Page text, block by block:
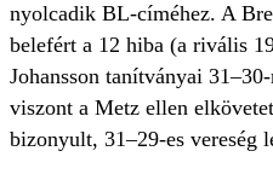
nyolcadik BL-címéhez. A
belefért a 12 hiba (a rivális
Johansson tanítványai
viszont a Metz ellen
bizonyult, 31–29-es vereség